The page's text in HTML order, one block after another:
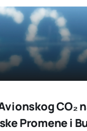
CO₂
Promene i